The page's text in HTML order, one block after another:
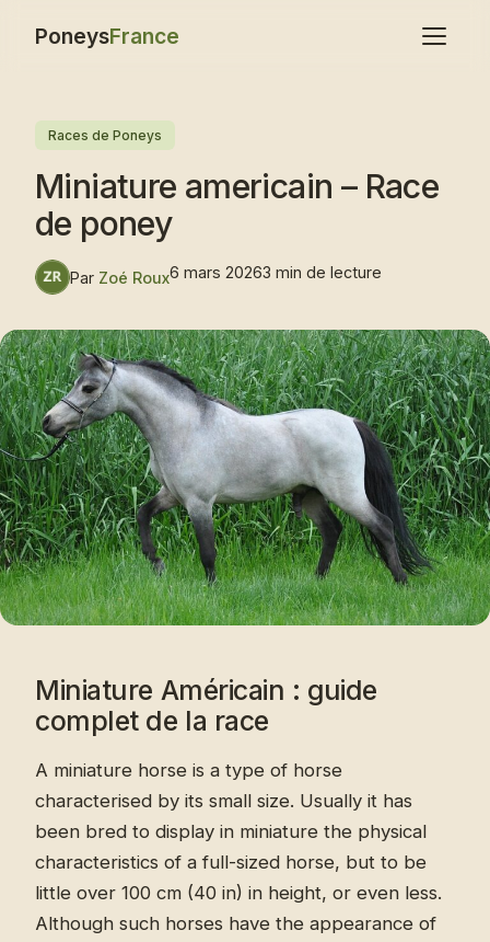
PoneysFrance
Races de Poneys
Miniature americain – Race
de poney
Par Zoé Roux6 mars 20263 min de lecture
Miniature Américain : guide
complet de la race
A miniature horse is a type of horse
characterised by its small size. Usually it has
been bred to display in miniature the physical
characteristics of a full-sized horse, but to be
little over 100 cm (40 in) in height, or even less.
Although such horses have the appearance of